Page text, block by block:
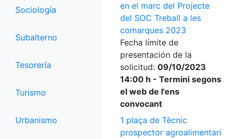
Sociología
Subalterno
Tesorería
Turismo
Urbanismo
en el marc del Projecte
del SOC Treball a les
comarques 2023
Fecha límite de
presentación de la
solicitud: 09/10/2023
14:00 h - Termini segons
el web de l'ens
convocant
1 plaça de Tècnic
prospector agroalimentari